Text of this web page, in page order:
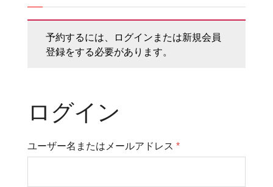
予約するには、ログインまたは新規会員
登録をする必要があります。
ログイン
ユーザー名またはメールアドレス *